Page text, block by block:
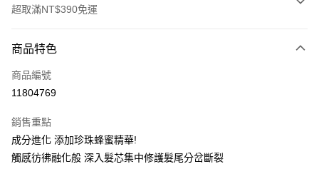
超取滿NT$390免運
POYA支付
信用卡一次付款
LINE Pay
Apple Pay
商品特色
商品編號
11804769
銷售重點
成分進化 添加珍珠蜂蜜精華!
觸感彷彿融化般 深入髮芯集中修護髮尾分岔斷裂